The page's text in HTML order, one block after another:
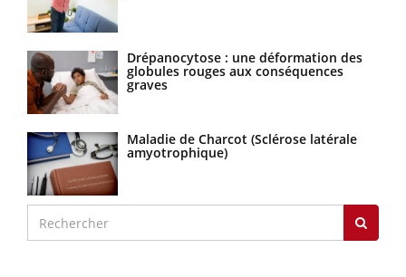
Drépanocytose : une déformation des
globules rouges aux conséquences
graves
Maladie de Charcot (Sclérose latérale
amyotrophique)